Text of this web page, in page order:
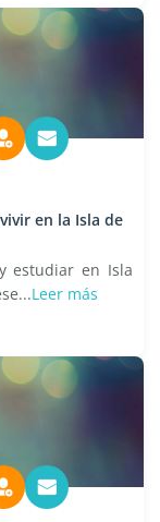
en la Isla de
estudiar en Isla
Leer más